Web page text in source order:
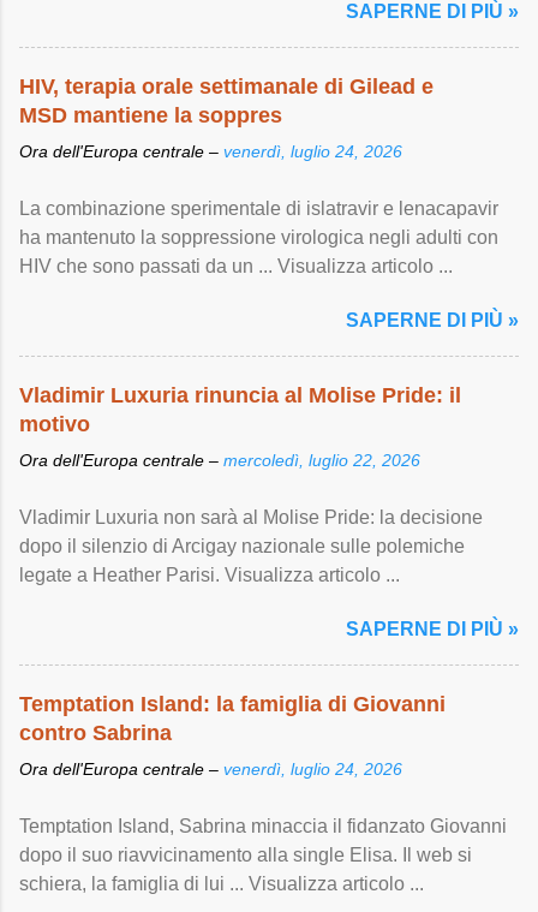
SAPERNE DI PIÙ »
HIV, terapia orale settimanale di Gilead e
MSD mantiene la soppres
Ora dell'Europa centrale – venerdì, luglio 24, 2026
La combinazione sperimentale di islatravir e lenacapavir
ha mantenuto la soppressione virologica negli adulti con
HIV che sono passati da un ... Visualizza articolo ...
SAPERNE DI PIÙ »
Vladimir Luxuria rinuncia al Molise Pride: il
motivo
Ora dell'Europa centrale – mercoledì, luglio 22, 2026
Vladimir Luxuria non sarà al Molise Pride: la decisione
dopo il silenzio di Arcigay nazionale sulle polemiche
legate a Heather Parisi. Visualizza articolo ...
SAPERNE DI PIÙ »
Temptation Island: la famiglia di Giovanni
contro Sabrina
Ora dell'Europa centrale – venerdì, luglio 24, 2026
Temptation Island, Sabrina minaccia il fidanzato Giovanni
dopo il suo riavvicinamento alla single Elisa. Il web si
schiera, la famiglia di lui ... Visualizza articolo ...